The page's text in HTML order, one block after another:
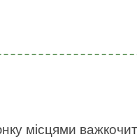
місцями